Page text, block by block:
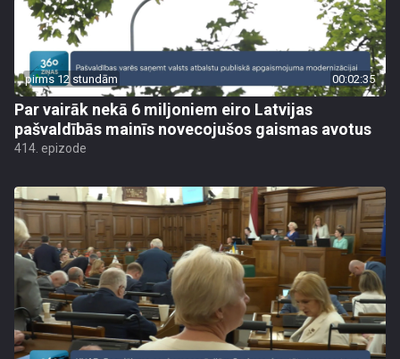
pirms 12 stundām 00:02:35
Par vairāk nekā 6 miljoniem eiro Latvijas
pašvaldībās mainīs novecojušos gaismas avotus
414. epizode